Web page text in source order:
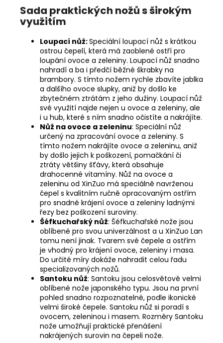
Sada praktických nožů s širokým
využitím
Loupací nůž:Speciální loupací nůž s krátkou
ostrou čepelí, která má zaoblené ostří pro
loupání ovoce a zeleniny. Loupací nůž snadno
nahradí a ba i předčí běžné škrabky na
brambory. S tímto nožem rychle zbavíte jablka
a dalšího ovoce slupky, aniž by došlo ke
zbytečném ztrátám z jeho dužiny. Loupací nůž
své využití najde nejen u ovoce a zeleniny, ale
i u hub, které s ním snadno očistíte a nakrájíte.
Nůž na ovoce a zeleninu: Speciální nůž
určený na zpracování ovoce a zeleniny. S
tímto nožem nakrájíte ovoce a zeleninu, aniž
by došlo jejich k poškození, pomačkání či
ztráty většiny šťávy, která obsahuje
drahocenné vitamíny. Nůž na ovoce a
zeleninu od XinZuo má speciálně navrženou
čepel s kvalitním ručně opracovaným ostřím
pro snadné krájení ovoce a zeleniny ladnými
řezy bez poškození suroviny.
Šéfkuchařský nůž: Šéfkuchařské nože jsou
oblíbené pro svou univerzálnost a u XinZuo Lan
tomu není jinak. Tvarem své čepele a ostřím
je vhodný pro krájení ovoce, zeleniny i masa.
Do určité míry dokáže nahradit celou řadu
specializovaných nožů.
Santoku nůž: Santoku jsou celosvětově velmi
oblíbené nože japonského typu. Jsou na první
pohled snadno rozpoznatelné, podle ikonické
velmi široké čepele. Santoku nůž si poradí s
ovocem, zeleninou i masem. Rozměry Santoku
nože umožňují praktické přenášení
nakrájených surovin na čepeli nože.